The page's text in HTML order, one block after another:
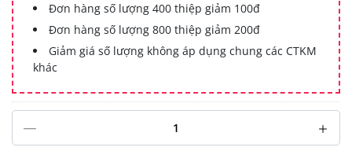
Đơn hàng số lượng 400 thiệp giảm 100đ
Đơn hàng số lượng 800 thiệp giảm 200đ
Giảm giá số lượng không áp dụng chung các CTKM
khác